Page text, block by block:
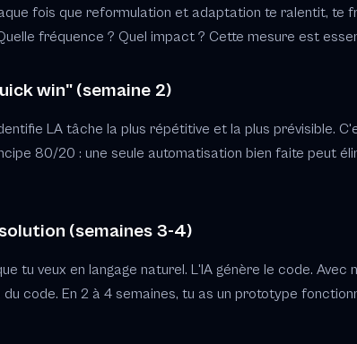
fois que reformulation et adaptation te ralentit, te
fréquence ? Quel impact ? Cette mesure est
win" (semaine 2)
LA tâche la plus répétitive et la plus prévisible.
80/20 : une seule automatisation bien faite peut
(semaines 3-4)
tu veux en langage naturel. L'IA génère le code. Avec
code. En 2 à 4 semaines, tu as un prototype